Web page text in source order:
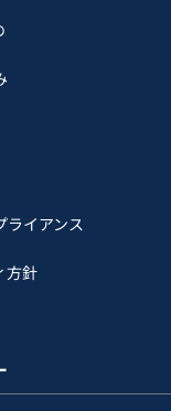
ライアンス
方針